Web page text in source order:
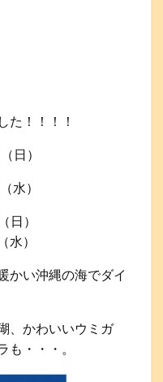
た！！！！
日）
）
）
）
かい沖縄の海でダイ
、かわいいウミガ
も・・・。